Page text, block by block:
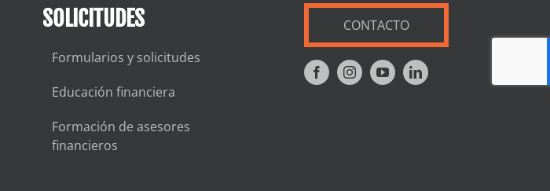
SOLICITUDES
Formularios y solicitudes
Educación financiera
Formación de asesores
financieros
CONTACTO